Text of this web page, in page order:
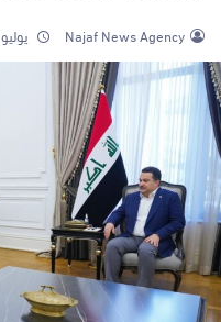
Najaf News Agency يوليو 27, 2024